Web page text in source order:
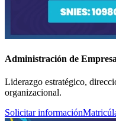
Administración de
Liderazgo estratégico,
organizacional.
Solicitar información